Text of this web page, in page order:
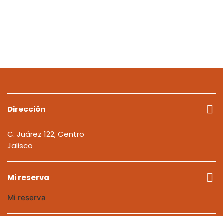
Dirección
C. Juárez 122, Centro
Jalisco
Mi reserva
Mi reserva